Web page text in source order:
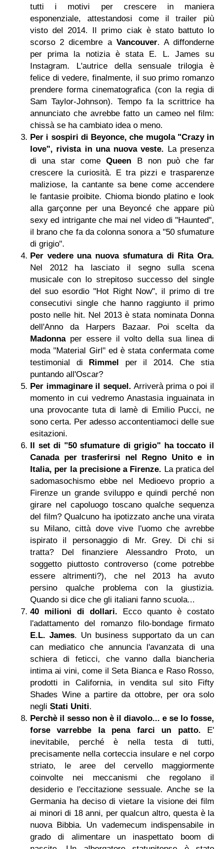
tutti i motivi per crescere in maniera
esponenziale, attestandosi come il trailer più
visto del 2014. Il primo ciak è stato battuto lo
scorso 2 dicembre a Vancouver. A diffonderne
per prima la notizia è stata E. L. James su
Instagram. L'autrice della sensuale trilogia è
felice di vedere, finalmente, il suo primo romanzo
prendere forma cinematografica (con la regia di
Sam Taylor-Johnson). Tempo fa la scrittrice ha
annunciato che avrebbe fatto un cameo nel film:
chissà se ha cambiato idea o meno.
Per i sospiri di Beyonce, che mugola "Crazy in
love", rivista in una nuova veste. La presenza
di una star comeQueen B non può che far
crescere la curiosità. E tra pizzi e trasparenze
maliziose, la cantante sa bene come accendere
le fantasie proibite. Chioma biondo platino e look
alla garçonne per una Beyoncé che appare più
sexy ed intrigante che mai nel video di "Haunted",
il brano che fa da colonna sonora a "50 sfumature
di grigio".
Per vedere una nuova sfumatura di Rita Ora.
Nel 2012 ha lasciato il segno sulla scena
musicale con lo strepitoso successo del single
del suo esordio "Hot Right Now", il primo di tre
consecutivi single che hanno raggiunto il primo
posto nelle hit. Nel 2013 è stata nominata Donna
dell'Anno da Harpers Bazaar. Poi scelta da
Madonnaper essere il volto della sua linea di
moda "Material Girl" ed è stata confermata come
testimonial di Rimmel per il 2014. Che stia
puntando all'Oscar?
Per immaginare il sequel. Arriverà prima o poi il
momento in cui vedremo Anastasia inguainata in
una provocante tuta di lamè di Emilio Pucci, ne
sono certa. Per adesso accontentiamoci delle sue
esitazioni.
Il set di "50 sfumature di grigio" ha toccato il
Canada per trasferirsi nel Regno Unito e in
Italia, per la precisione a Firenze. La pratica del
sadomasochismo ebbe nel Medioevo proprio a
Firenze un grande sviluppo e quindi perché non
girare nel capoluogo toscano qualche sequenza
del film? Qualcuno ha ipotizzato anche una virata
su Milano, città dove vive l'uomo che avrebbe
ispirato il personaggio di Mr. Grey. Di chi si
tratta? Del finanziere Alessandro Proto, un
soggetto piuttosto controverso (come potrebbe
essere altrimenti?), che nel 2013 ha avuto
persino qualche problema con la giustizia.
Quando si dice che gli italiani fanno scuola...
40 milioni di dollari. Ecco quanto è costato
l'adattamento del romanzo filo-bondage firmato
E.L. James. Un business supportato da un can
can mediatico che annuncia l'avanzata di una
schiera di feticci, che vanno dalla biancheria
intima ai vini, come il Seta Bianca e Raso Rosso,
prodotti in California, in vendita sul sito Fifty
Shades Wine a partire da ottobre, per ora solo
negli Stati Uniti.
Perchè il sesso non è il diavolo... e se lo fosse,
forse varrebbe la pena farci un patto. E'
inevitabile, perché è nella testa di tutti,
precisamente nella corteccia insulare e nel corpo
striato, le aree del cervello maggiormente
coinvolte nei meccanismi che regolano il
desiderio e l'eccitazione sessuale. Anche se la
Germania ha deciso di vietare la visione dei film
ai minori di 18 anni, per qualcun altro, questa è la
nuova Bibbia. Un vademecum indispensabile in
grado di alimentare un inaspettato boom di